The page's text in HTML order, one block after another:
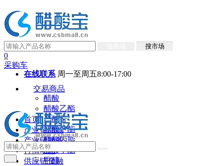
搜市场
0
采购车
在线联系 周一至周五8:00-17:00
交易商品
醋酸
醋酸乙酯
乙酸酐
醋酸甲酯
醋酸丙脂
醋酸丁酯
甲醇
首页
产业链商城
产业链服务
行情动态
供应链金融